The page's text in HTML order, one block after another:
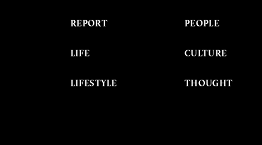
REPORT
LIFE
LIFESTYLE
PEOPLE
CULTURE
THOUGHT